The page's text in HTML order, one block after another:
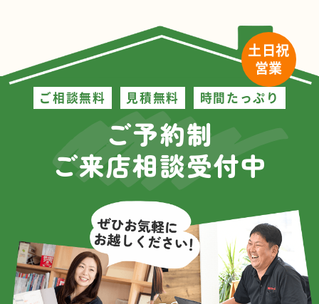
ご相談無料 見積無料 時間たっぷり
ご予約制
ご来店相談受付中
土日祝
営業